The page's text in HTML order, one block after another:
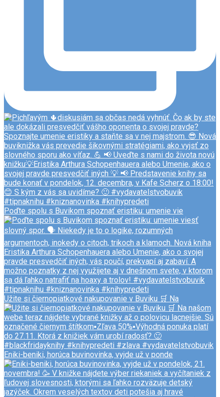
Poďte spolu s Buvikom spoznať eristiku: umenie vie
Užite si čiernopiatkové nakupovanie v Buviku 🛒 Na
Eniki-beniki, horúca buvinovinka, vyjde už v ponde